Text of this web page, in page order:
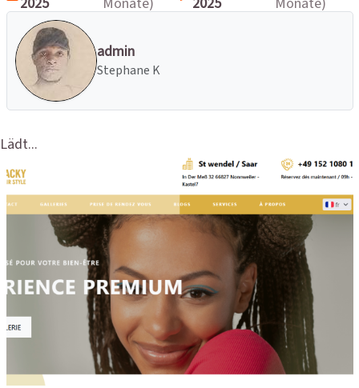
admin
Stephane K
Lädt...